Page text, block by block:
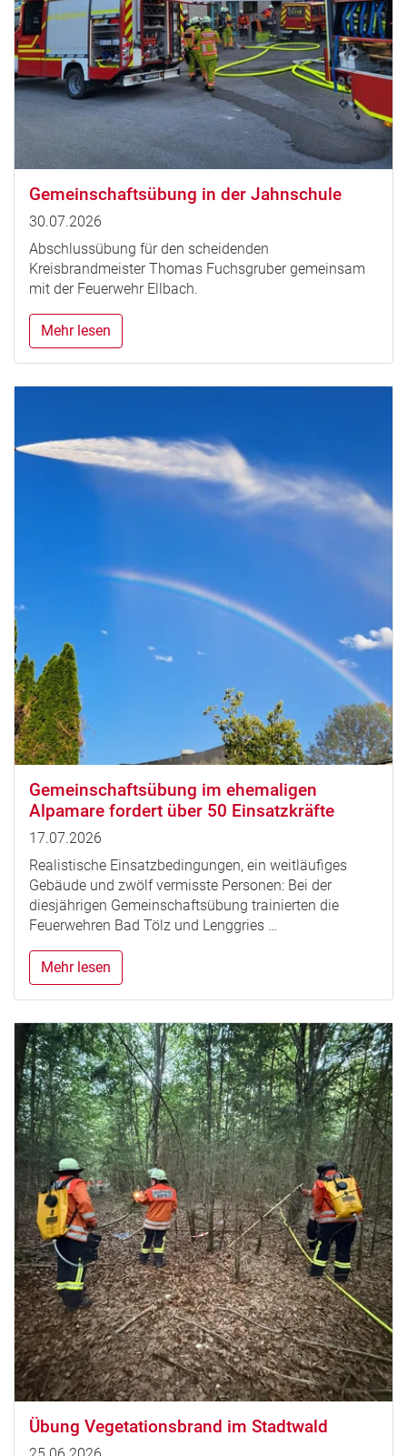
Gemeinschaftsübung in der Jahnschule
30.07.2026
Abschlussübung für den scheidenden
Kreisbrandmeister Thomas Fuchsgruber gemeinsam
mit der Feuerwehr Ellbach.
Mehr lesen
Gemeinschaftsübung im ehemaligen
Alpamare fordert über 50 Einsatzkräfte
17.07.2026
Realistische Einsatzbedingungen, ein weitläufiges
Gebäude und zwölf vermisste Personen: Bei der
diesjährigen Gemeinschaftsübung trainierten die
Feuerwehren Bad Tölz und Lenggries …
Mehr lesen
Übung Vegetationsbrand im Stadtwald